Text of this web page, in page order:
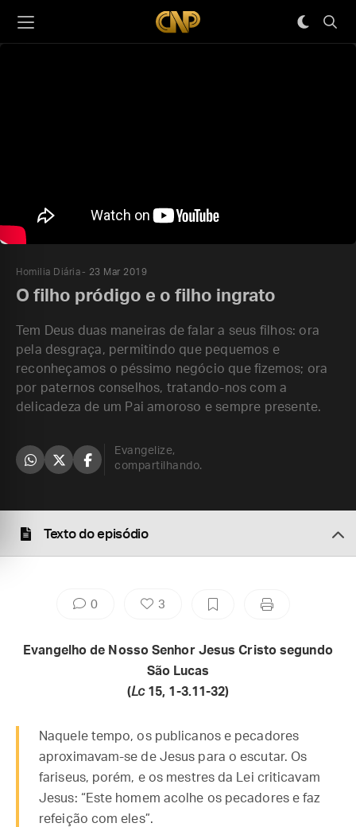
Homilia Diária 23 Mar 2019
O filho pródigo e o filho ingrato
Tem Deus duas maneiras de falar a seus filhos: ora
pela desgraça, permitindo que pequemos e
reconheçamos o péssimo negócio que fizemos; ora
por paternos conselhos, tratando-nos com a
delicadeza de um Pai amoroso e sempre presente.
Evangelize,
compartilhando.
Texto do episódio
0 3
Evangelho de Nosso Senhor Jesus Cristo segundo
São Lucas
(Lc15, 1-3.11-32)
Naquele tempo, os publicanos e pecadores
aproximavam-se de Jesus para o escutar. Os
fariseus, porém, e os mestres da Lei criticavam
Jesus: “Este homem acolhe os pecadores e faz
refeição com eles”.